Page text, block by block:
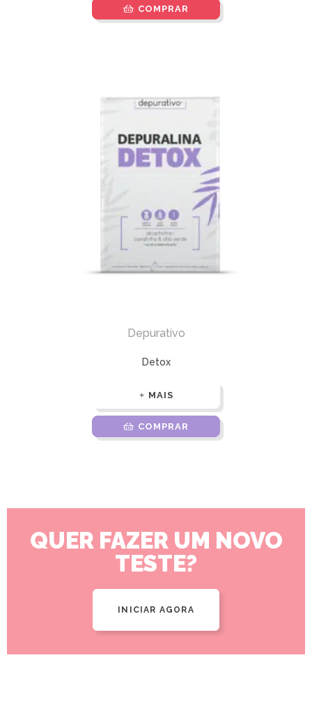
COMPRAR
Depurativo
Detox
MAIS
COMPRAR
QUER FAZER UM NOVO
TESTE?
INICIAR AGORA